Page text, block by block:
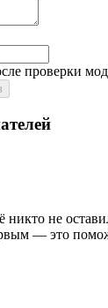
проверки
никто не
— это